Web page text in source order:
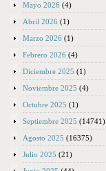
Mayo 2026 (4)
Abril 2026 (1)
Marzo 2026 (1)
Febrero 2026 (4)
Diciembre 2025 (1)
Noviembre 2025 (4)
Octubre 2025 (1)
Septiembre 2025 (14741)
Agosto 2025 (16375)
Julio 2025 (21)